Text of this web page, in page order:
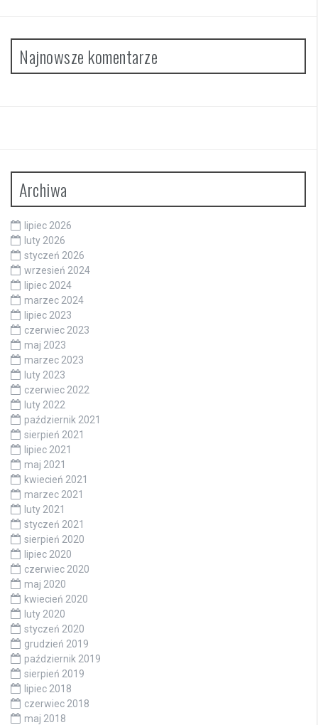
Najnowsze komentarze
Archiwa
lipiec 2026
luty 2026
styczeń 2026
wrzesień 2024
lipiec 2024
marzec 2024
lipiec 2023
czerwiec 2023
maj 2023
marzec 2023
luty 2023
czerwiec 2022
luty 2022
październik 2021
sierpień 2021
lipiec 2021
maj 2021
kwiecień 2021
marzec 2021
luty 2021
styczeń 2021
sierpień 2020
lipiec 2020
czerwiec 2020
maj 2020
kwiecień 2020
luty 2020
styczeń 2020
grudzień 2019
październik 2019
sierpień 2019
lipiec 2018
czerwiec 2018
maj 2018